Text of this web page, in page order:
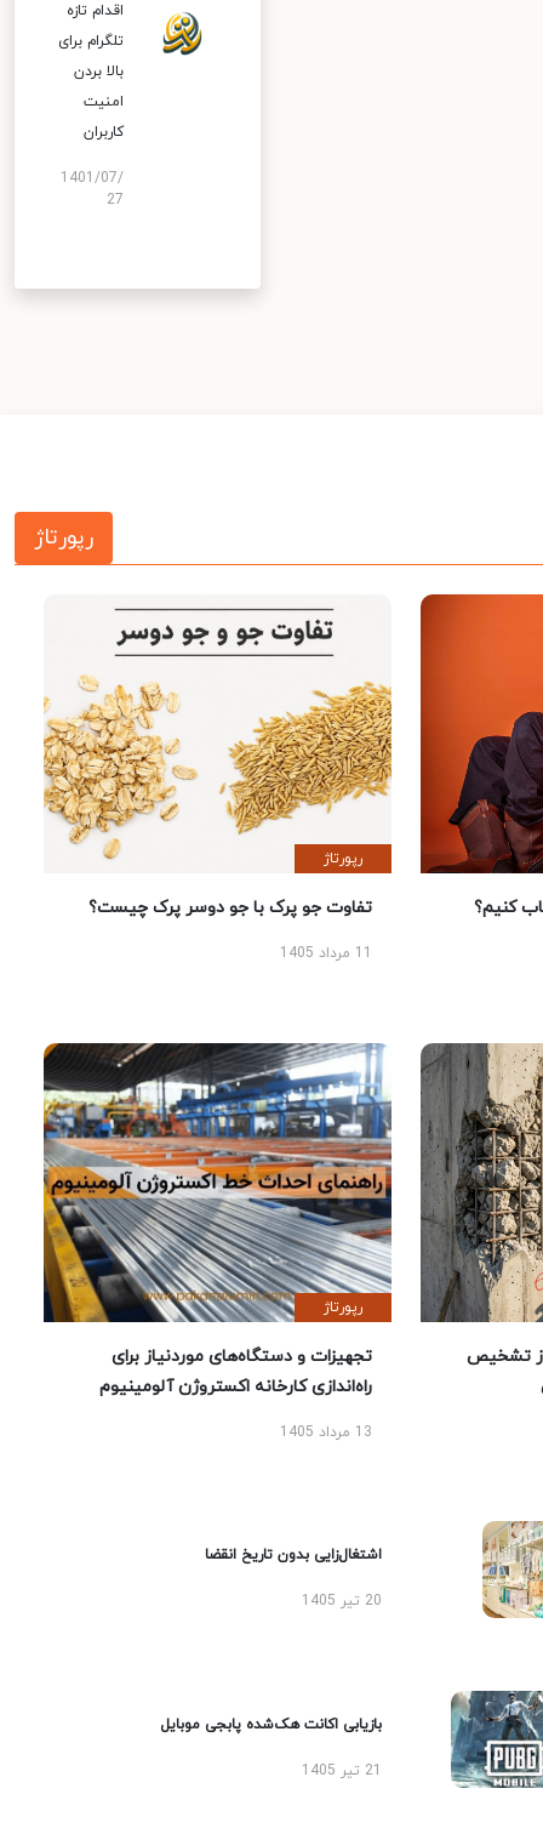
اقدام تازه
تلگرام برای
بالا بردن
امنیت
کاربران
1401/07/
27
رپورتاژ
کنیم؟
رپورتاژ
تفاوت جو پرک با جو دوسر پرک چیست؟
تشخیص
رپورتاژ
تجهیزات و دستگاه‌های موردنیاز برای
راه‌اندازی کارخانه اکستروژن آلومینیوم
13 مرداد 1405
اشتغال‌زایی بدون تاریخ انقضا
20 تیر 1405
بازیابی اکانت هک‌شده پابجی موبایل